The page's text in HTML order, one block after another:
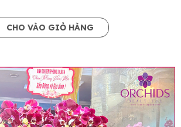
CHO VÀO GIỎ HÀNG